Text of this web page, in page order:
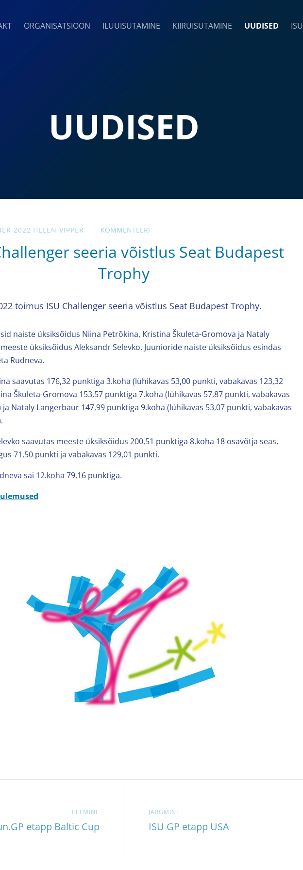
ORGANISATSIOON ILUUISUTAMINE KIIRUISUTAMINE UUDISED ISU
UUDISED
2022 HELEN VIPPER KOMMENTEERI
seeria võistlus Seat Budapest
Trophy
toimus ISU Challenger seeria võistlus Seat Budapest Trophy.
naiste üksiksõidus Niina Petrõkina, Kristina Škuleta-Gromova ja Nataly
üksiksõidus Aleksandr Selevko. Juunioride naiste üksiksõidus esindas
Rudneva.
saavutas 176,32 punktiga 3.koha (lühikavas 53,00 punkti, vabakavas 123,32
Škuleta-Gromova 153,57 punktiga 7.koha (lühikavas 57,87 punkti, vabakavas
Nataly Langerbaur 147,99 punktiga 9.koha (lühikavas 53,07 punkti, vabakavas
saavutas meeste üksiksõidus 200,51 punktiga 8.koha 18 osavõtja seas,
71,50 punkti ja vabakavas 129,01 punkti.
sai 12.koha 79,16 punktiga.
EELMINE
etapp Baltic Cup
JÄRGMINE
ISU GP etapp USA